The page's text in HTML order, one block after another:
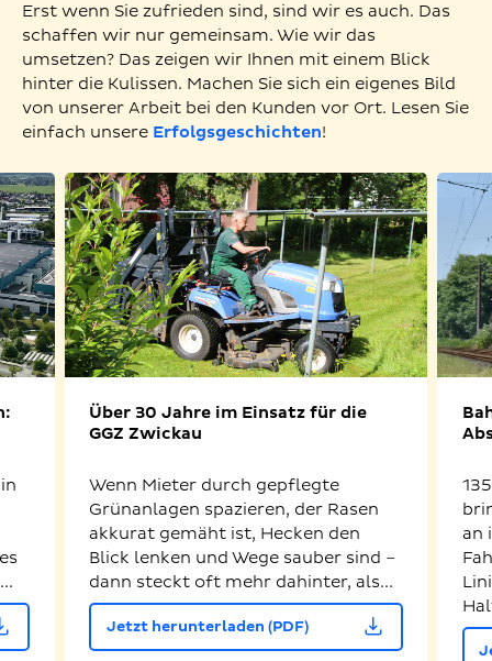
Erst wenn Sie zufrieden sind, sind wir es auch. Das
schaffen wir nur gemeinsam. Wie wir das
umsetzen? Das zeigen wir Ihnen mit einem Blick
hinter die Kulissen. Machen Sie sich ein eigenes Bild
von unserer Arbeit bei den Kunden vor Ort. Lesen Sie
einfach unsere Erfolgsgeschichten!
Über 30 Jahre im Einsatz für die
GGZ Zwickau
Wenn Mieter durch gepflegte
Grünanlagen spazieren, der Rasen
akkurat gemäht ist, Hecken den
Blick lenken und Wege sauber sind –
dann steckt oft mehr dahinter, als...
Jetzt herunterladen (PDF)
an